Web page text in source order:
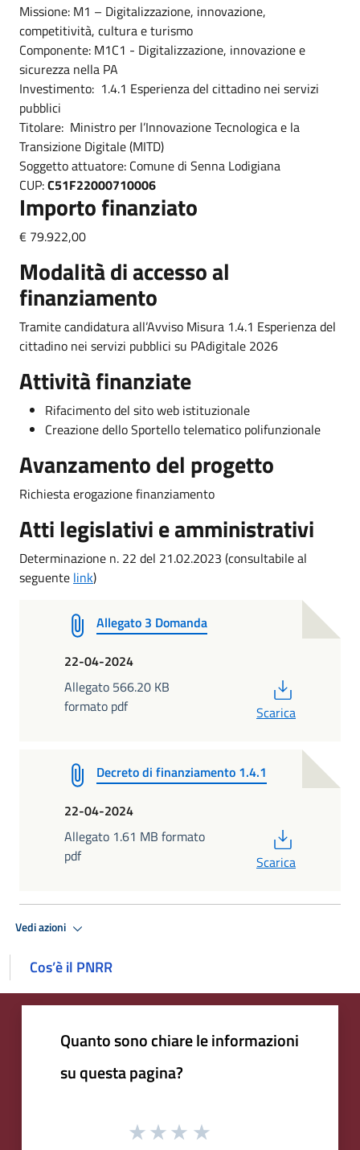
Missione: M1 – Digitalizzazione, innovazione,
competitività, cultura e turismo
Componente: M1C1 - Digitalizzazione, innovazione e
sicurezza nella PA
Investimento: 1.4.1 Esperienza del cittadino nei servizi
pubblici
Titolare: Ministro per l’Innovazione Tecnologica e la
Transizione Digitale (MITD)
Soggetto attuatore: Comune di Senna Lodigiana
CUP:C51F22000710006
Importo finanziato
€ 79.922,00
Modalità di accesso al
finanziamento
Tramite candidatura all’Avviso Misura 1.4.1 Esperienza del
cittadino nei servizi pubblici su PAdigitale 2026
Attività finanziate
Rifacimento del sito web istituzionale
Creazione dello Sportello telematico polifunzionale
Avanzamento del progetto
Richiesta erogazione finanziamento
Atti legislativi e amministrativi
Determinazione n. 22 del 21.02.2023 (consultabile al
seguente link)
Allegato 3 Domanda
22-04-2024
Allegato 566.20 KB
formato pdf
Scarica
Decreto di finanziamento 1.4.1
22-04-2024
Allegato 1.61 MB formato
pdf
Scarica
Vedi azioni
Cos’è il PNRR
Quanto sono chiare le informazioni
su questa pagina?